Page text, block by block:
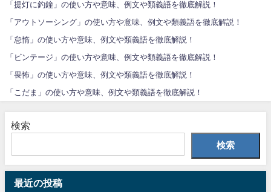
「提灯に釣鐘」の使い方や意味、例文や類義語を徹底解説！
「アウトソーシング」の使い方や意味、例文や類義語を徹底解説！
「怠惰」の使い方や意味、例文や類義語を徹底解説！
「ビンテージ」の使い方や意味、例文や類義語を徹底解説！
「畏怖」の使い方や意味、例文や類義語を徹底解説！
「こだま」の使い方や意味、例文や類義語を徹底解説！
検索
検索
最近の投稿